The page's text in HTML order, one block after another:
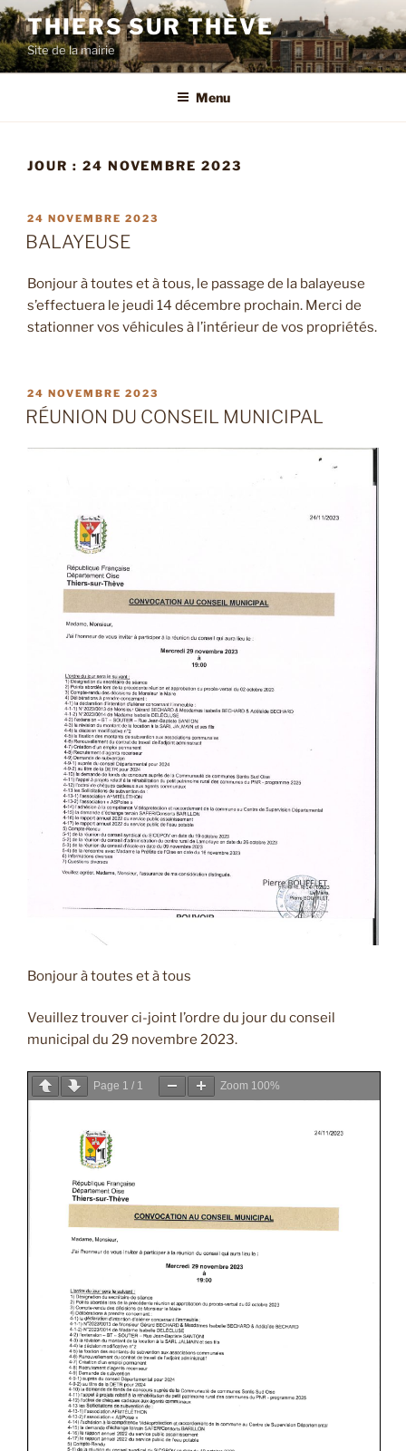
Aller
au
contenu
principal
THIERS SUR THÈVE
Site de la mairie
Menu
JOUR : 24 NOVEMBRE 2023
PUBLIÉ
LE
24 NOVEMBRE 2023
BALAYEUSE
Bonjour à toutes et à tous, le passage de la balayeuse
s’effectuera le jeudi 14 décembre prochain. Merci de
stationner vos véhicules à l’intérieur de vos propriétés.
PUBLIÉ
LE
24 NOVEMBRE 2023
RÉUNION DU CONSEIL MUNICIPAL
Bonjour à toutes et à tous
Veuillez trouver ci-joint l’ordre du jour du conseil
municipal du 29 novembre 2023.
Page 1 / 1 Zoom 100%